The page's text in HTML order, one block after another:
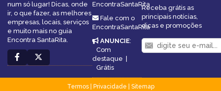
num só lugar! Dicas, onde
ir, o que fazer, as melhores
empresas, locais, serviços
e muito mais no guia
Encontra SantaRita.
EncontraSantaRita
Fale com o
EncontraSantaRita
ANUNCIE:
Com
destaque
Grátis
Receba grátis as
principais notícias,
dicas e promoções
Termos| Privacidade
Sitemap